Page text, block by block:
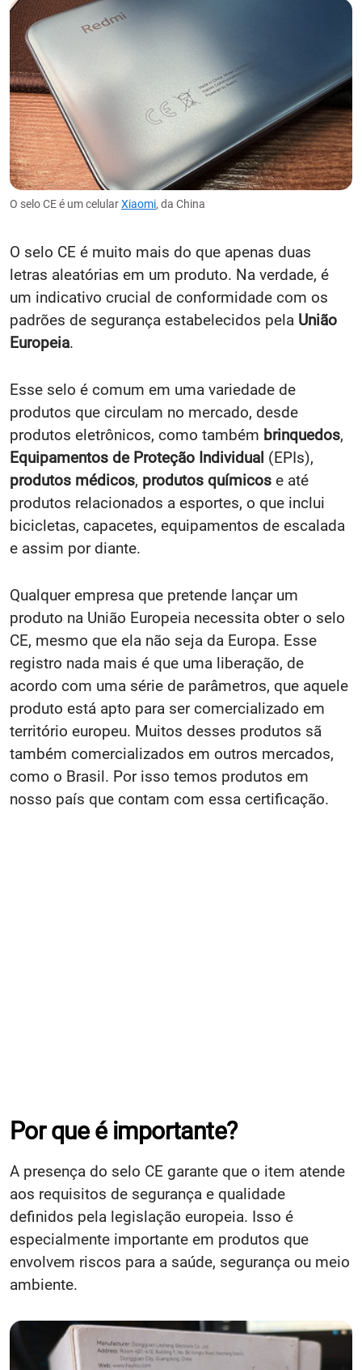
O selo CE é um celularXiaomi, da China
O selo CE é muito mais do que apenas duas
letras aleatórias em um produto. Na verdade, é
um indicativo crucial de conformidade com os
padrões de segurança estabelecidos pela União
Europeia.
Esse selo é comum em uma variedade de
produtos que circulam no mercado, desde
produtos eletrônicos, como também brinquedos,
Equipamentos de Proteção Individual (EPIs),
produtos médicos, produtos químicos e até
produtos relacionados a esportes, o que inclui
bicicletas, capacetes, equipamentos de escalada
e assim por diante.
Qualquer empresa que pretende lançar um
produto na União Europeia necessita obter o selo
CE, mesmo que ela não seja da Europa. Esse
registro nada mais é que uma liberação, de
acordo com uma série de parâmetros, que aquele
produto está apto para ser comercializado em
território europeu. Muitos desses produtos sã
também comercializados em outros mercados,
como o Brasil. Por isso temos produtos em
nosso país que contam com essa certificação.
Por que é importante?
A presença do selo CE garante que o item atende
aos requisitos de segurança e qualidade
definidos pela legislação europeia. Isso é
especialmente importante em produtos que
envolvem riscos para a saúde, segurança ou meio
ambiente.